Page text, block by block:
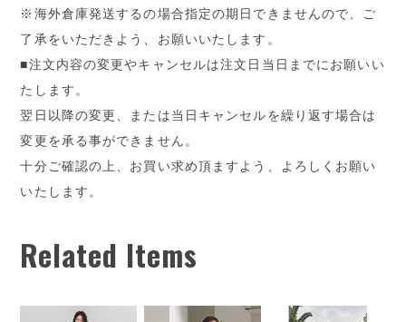
※海外倉庫発送するの場合指定の期日できませんので、ご
了承をいただきよう、お願いいたします。
■注文内容の変更やキャンセルは注文日当日までにお願いい
たします。
翌日以降の変更、または当日キャンセルを繰り返す場合は
変更を承る事ができません。
十分ご確認の上、お買い求め頂ますよう、よろしくお願い
いたします。
Related Items